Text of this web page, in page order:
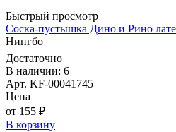
Быстрый просмотр
Соска-пустышка Дино и Рино
Нингбо
Достаточно
В наличии: 6
Арт. KF-00041745
Цена
от 155 ₽
В корзину